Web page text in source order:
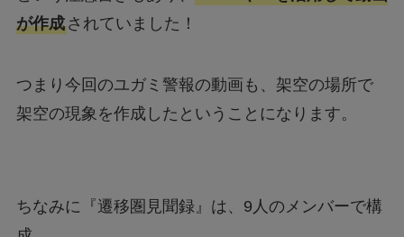
が作成 されていました！
つまり今回のユガミ警報の動画も、架空の場所で
架空の現象を作成したということになります。
ちなみに『遷移圏見聞録』は、9人のメンバーで構
成。